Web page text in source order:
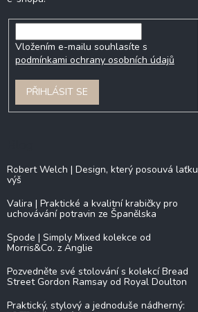
Vložením e-mailu souhlasíte s
podmínkami ochrany osobních údajů
PŘIHLÁSIT SE
Robert Welch | Design, který posouvá laťku
výš
Valira | Praktické a kvalitní krabičky pro
uchovávání potravin ze Španělska
Spode | Simply Mixed kolekce od
Morris&Co. z Anglie
Pozvedněte své stolování s kolekcí Bread
Street Gordon Ramsay od Royal Doulton
Praktický, stylový a jednoduše nádherný: